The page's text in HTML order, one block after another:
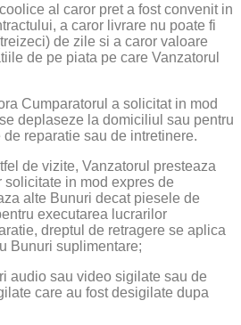
al caror pret a fost convenit in
a caror livrare nu poate fi
de zile si a caror valoare
de pe piata pe care Vanzatorul
Cumparatorul a solicitat in mod
deplaseze la domiciliul sau pentru
reparatie sau de intretinere.
de vizite, Vanzatorul presteaza
in mod expres de
alte Bunuri decat piesele de
executarea lucrarilor
dreptul de retragere se aplica
Bunuri suplimentare;
audio sau video sigilate sau de
care au fost desigilate dupa